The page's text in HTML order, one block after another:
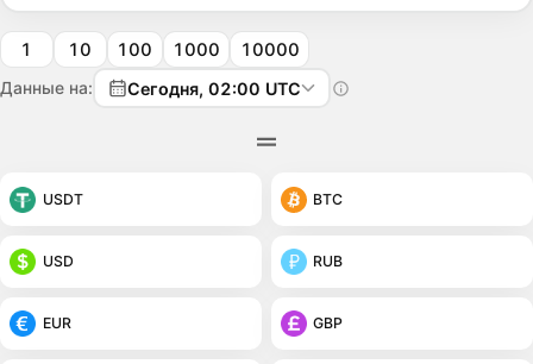
1 10 100 1000 10000
Данные на: Сегодня, 02:00 UTC
USDT BTC
USD RUB
EUR GBP